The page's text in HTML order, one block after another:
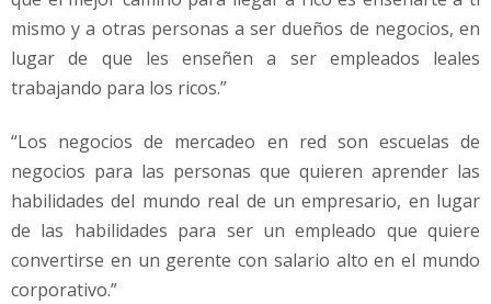
mismo y a otras personas a ser dueños de negocios, en
lugar de que les enseñen a ser empleados leales
trabajando para los ricos.”
“Los negocios de mercadeo en red son escuelas de
negocios para las personas que quieren aprender las
habilidades del mundo real de un empresario, en lugar
de las habilidades para ser un empleado que quiere
convertirse en un gerente con salario alto en el mundo
corporativo.”